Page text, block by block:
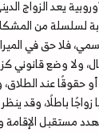
يعد الزواج
لسلسلة من
فلا حق في
ولا وضع قانوني
حقوقًا عند
باطلًا، وقد ينظر
يهدد مستقبل